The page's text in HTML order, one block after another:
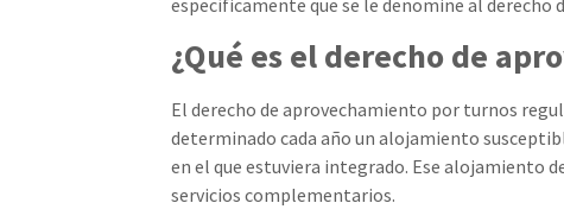
específicamente que se le denomine al
¿Qué es el derecho de
El derecho de aprovechamiento por turnos
determinado cada año un alojamiento
en el que estuviera integrado. Ese alojamiento
servicios complementarios.